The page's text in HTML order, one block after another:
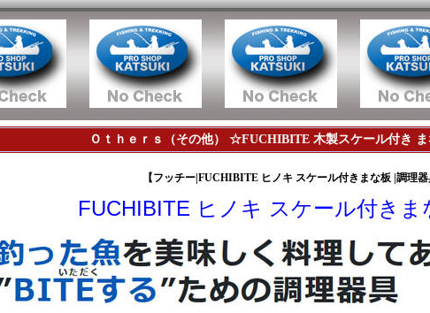
Ｏｔｈｅｒｓ（その他） ☆FUCHIBITE 木製スケール付き ま
【フッチー|FUCHIBITE ヒノキ スケール付きまな板 |調理器
FUCHIBITE ヒノキ スケール付きま